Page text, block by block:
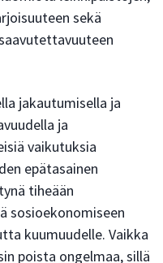
sekä
jakautumisella ja
ja
vaikutuksia
epätasainen
tiheään
sosioekonomiseen
kuumuudelle. Vaikka
poista ongelmaa, sillä